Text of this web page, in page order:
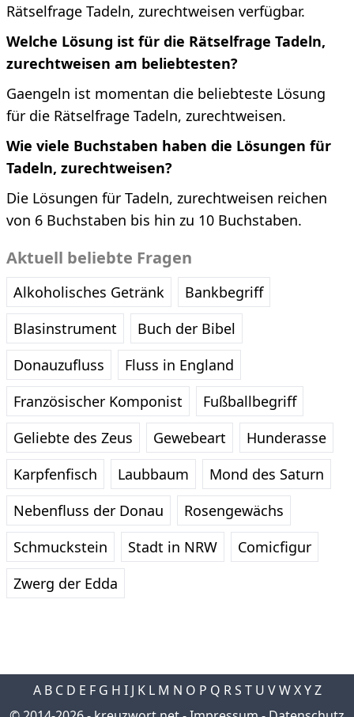
Rätselfrage Tadeln, zurechtweisen verfügbar.
Welche Lösung ist für die Rätselfrage Tadeln,
zurechtweisen am beliebtesten?
Gaengeln ist momentan die beliebteste Lösung
für die Rätselfrage Tadeln, zurechtweisen.
Wie viele Buchstaben haben die Lösungen für
Tadeln, zurechtweisen?
Die Lösungen für Tadeln, zurechtweisen reichen
von 6 Buchstaben bis hin zu 10 Buchstaben.
Aktuell beliebte Fragen
Alkoholisches Getränk
Bankbegriff
Blasinstrument
Buch der Bibel
Donauzufluss
Fluss in England
Französischer Komponist
Fußballbegriff
Geliebte des Zeus
Gewebeart
Hunderasse
Karpfenfisch
Laubbaum
Mond des Saturn
Nebenfluss der Donau
Rosengewächs
Schmuckstein
Stadt in NRW
Comicfigur
Zwerg der Edda
A B C D E F G H I J K L M N O P Q R S T U V W X Y Z